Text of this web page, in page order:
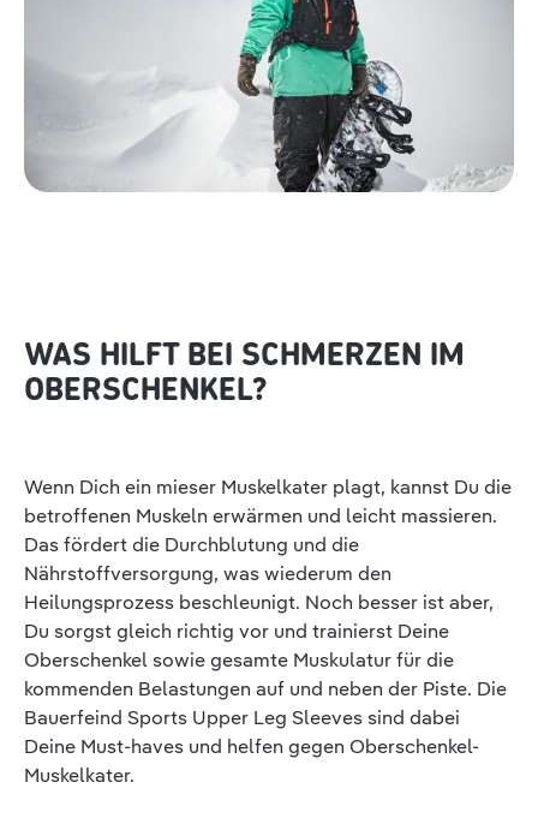
WAS HILFT BEI SCHMERZEN IM
OBERSCHENKEL?
Wenn Dich ein mieser Muskelkater plagt, kannst Du die
betroffenen Muskeln erwärmen und leicht massieren.
Das fördert die Durchblutung und die
Nährstoffversorgung, was wiederum den
Heilungsprozess beschleunigt. Noch besser ist aber,
Du sorgst gleich richtig vor und trainierst Deine
Oberschenkel sowie gesamte Muskulatur für die
kommenden Belastungen auf und neben der Piste. Die
Bauerfeind Sports Upper Leg Sleeves sind dabei
Deine Must-haves und helfen gegen Oberschenkel-
Muskelkater.